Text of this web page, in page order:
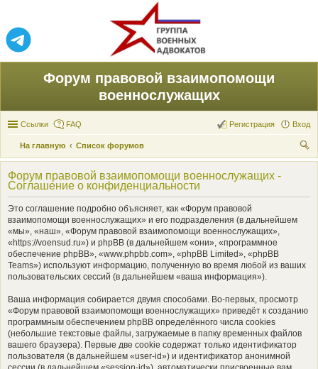
Форум правовой взаимопомощи
военнослужащих
Ссылки FAQ Вход
Регистрация
На главную
Список форумов
ои
Форум правовой взаимопомощи военнослужащих -
Соглашение о конфиденциальности
Это соглашение подробно объясняет, как «Форум правовой
взаимопомощи военнослужащих» и его подразделения (в дальнейшем
«мы», «наш», «Форум правовой взаимопомощи военнослужащих»,
«https://voensud.ru») и phpBB (в дальнейшем «они», «программное
обеспечение phpBB», «www.phpbb.com», «phpBB Limited», «phpBB
Teams») используют информацию, полученную во время любой из ваших
пользовательских сессий (в дальнейшем «ваша информация»).
Ваша информация собирается двумя способами. Во-первых, просмотр
«Форум правовой взаимопомощи военнослужащих» приведёт к созданию
программным обеспечением phpBB определённого числа cookies
(небольшие текстовые файлы, загружаемые в папку временных файлов
вашего браузера). Первые две cookie содержат только идентификатор
пользователя (в дальнейшем «user-id») и идентификатор анонимной